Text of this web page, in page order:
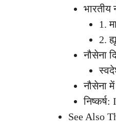
भारतीय
1.
2.
नौसेना
नौसेना
See Also